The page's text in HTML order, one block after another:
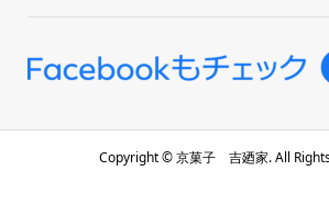
Copyright ©京菓子 吉廼家. All